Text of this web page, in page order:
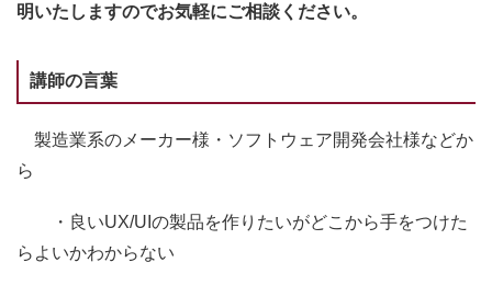
明いたしますのでお気軽にご相談ください。
講師の言葉
製造業系のメーカー様・ソフトウェア開発会社様などか
ら
・良いUX/UIの製品を作りたいがどこから手をつけた
らよいかわからない